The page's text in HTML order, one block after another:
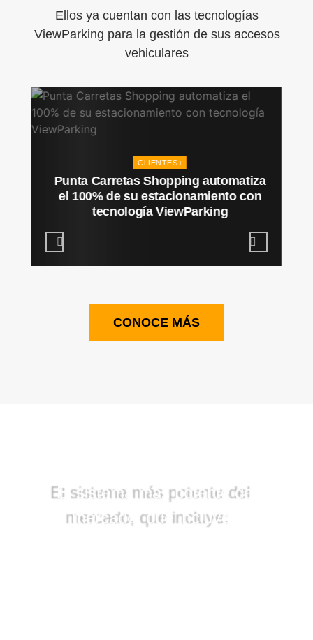
Ellos ya cuentan con las tecnologías
ViewParking para la gestión de sus accesos
vehiculares
CLIENTES+
Punta Carretas Shopping automatiza
el 100% de su estacionamiento con
tecnología ViewParking
CONOCE MÁS
El sistema más potente del
mercado, que incluye: